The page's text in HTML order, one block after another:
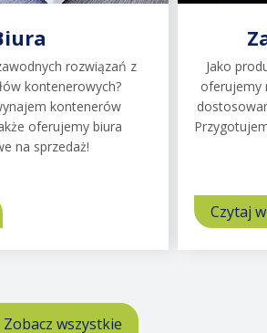
rozwiązań z
kontenerowych?
kontenerów
oferujemy biura
na sprzedaż!
Jako
oferujemy
Czytaj
Zobacz wszystkie